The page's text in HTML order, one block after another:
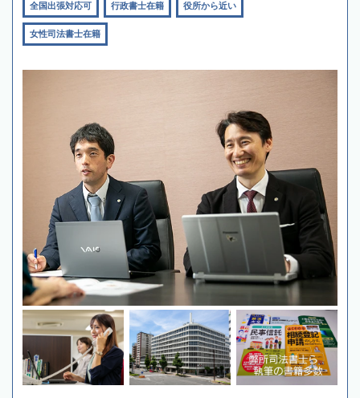
全国出張対応可 行政書士在籍 役所から近い
女性司法書士在籍